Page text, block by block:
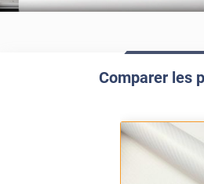
Comparer les